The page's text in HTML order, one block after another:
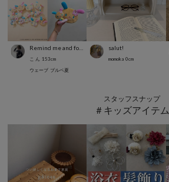
こ ん 153cm
ウェーブ ブルベ夏
salut!
momoka 0cm
スタッフスナップ
＃キッズアイテム